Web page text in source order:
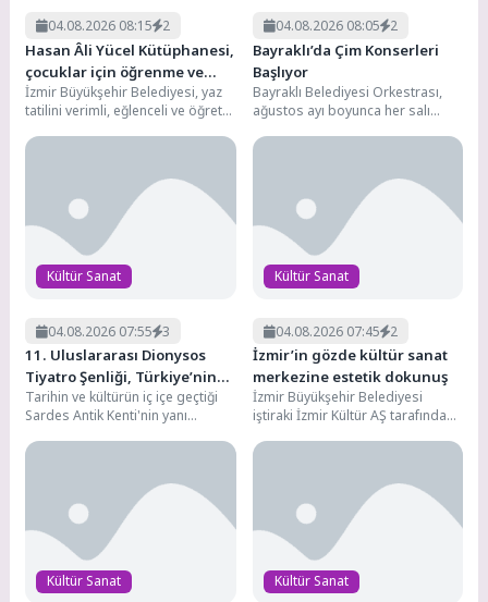
04.08.2026 08:15 2
Hasan Âli Yücel Kütüphanesi,
çocuklar için öğrenme ve
keşif merkezi oldu
İzmir Büyükşehir Belediyesi, yaz
tatilini verimli, eğlenceli ve öğretici
isteyen çocuklar için Hasan...
04.08.2026 08:05 2
Bayraklı’da Çim Konserleri
Başlıyor
Bayraklı Belediyesi Orkestrası,
ağustos ayı boyunca her salı
müziğin sevilen eserlerini...
Kültür Sanat
04.08.2026 07:55 3
11. Uluslararası Dionysos
Tiyatro Şenliği, Türkiye’nin
dört bir yanından sanatçıları
aynı sahnede buluşturdu
Tarihin ve kültürün iç içe geçtiği
Sardes Antik Kenti'nin yanı
Kültür Sanat
04.08.2026 07:45 2
İzmir’in gözde kültür sanat
merkezine estetik dokunuş
İzmir Büyükşehir Belediyesi
iştiraki İzmir Kültür AŞ tarafından
Alanı Açık Hava...
Kültür Sanat Kültür Sanat